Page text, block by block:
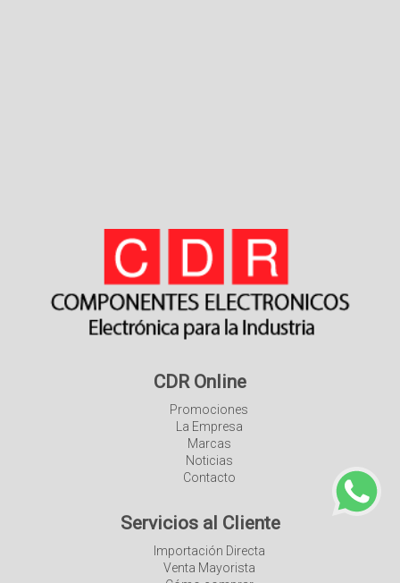
CDR Online
Promociones
La Empresa
Marcas
Noticias
Contacto
Servicios al Cliente
Importación Directa
Venta Mayorista